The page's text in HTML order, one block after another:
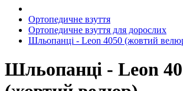
Ортопедичне взуття
Ортопедичне взуття для дорослих
Шльопанці - Leon 4050 (жовтий
Шльопанці - Leon